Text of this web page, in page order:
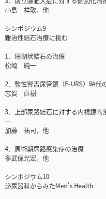
小島 祥敬，他
シンポジウム9
難治性結石治療に挑む
1．珊瑚状結石の治療
松崎 純一
2．軟性腎盂尿管鏡（F-URS）時代
志賀 直樹
3．上部尿路結石に対する内視鏡
─
加藤 祐司，他
4．周術期尿路感染症の治療
多武保光宏，他
シンポジウム10
泌尿器科からみたMen's Health